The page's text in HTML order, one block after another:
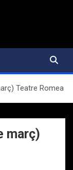
Teatre Romea
març)